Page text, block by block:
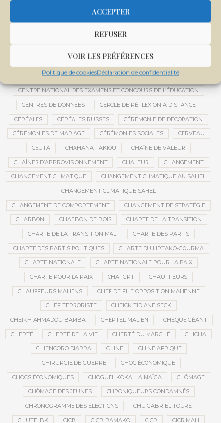
ACCEPTER
REFUSER
VOIR LES PRÉFÉRENCES
Politique de cookiesDéclaration de confidentialité
CENTRE D'INTELLIGENCE ARTIFICIELLE
CENTRE MALI
CENTRE NATIONAL DES EXAMENS ET CONCOURS DE L’ÉDUCATION
CENTRES DE DONNÉES CERCLE DE RÉFLEXION À DISTANCE
CÉRÉALES CÉRÉALES RUSSES CÉRÉMONIE DE DÉCORATION
CÉRÉMONIES DE MARIAGE CÉRÉMONIES SOCIALES CERVEAU
CEUTA CHAHANA TAKIOU CHAÎNE DE VALEUR
CHAÎNES D’APPROVISIONNEMENT CHALEUR CHANGEMENT
CHANGEMENT CLIMATIQUE CHANGEMENT CLIMATIQUE AU SAHEL
CHANGEMENT CLIMATIQUE SAHEL
CHANGEMENT DE COMPORTEMENT CHANGEMENT DE STRATÉGIE
CHARBON CHARBON DE BOIS CHARTE DE LA TRANSITION
CHARTE DE LA TRANSITION MALI CHARTE DES PARTIS
CHARTE DES PARTIS POLITIQUES CHARTE DU LIPTAKO-GOURMA
CHARTE NATIONALE CHARTE NATIONALE POUR LA PAIX
CHARTE POUR LA PAIX CHATGPT CHAUFFEURS
CHAUFFEURS MALIENS CHEF DE FILE OPPOSITION MALIENNE
CHEF TERRORISTE CHEICK TIDIANE SECK
CHEIKH AHMADOU BAMBA CHEPTEL MALIEN CHÈQUE GÉANT
CHERTÉ CHERTÉ DE LA VIE CHERTÉ DU MARCHÉ CHICHA
CHIENCORO DIARRA CHINE CHINE AFRIQUE
CHIRURGIE DE GUERRE CHOC ÉCONOMIQUE
CHOCS ÉCONOMIQUES CHOGUEL KOKALLA MAÏGA CHÔMAGE
CHÔMAGE DES JEUNES CHRONIQUEURS CONDAMNÉS
CHRONOGRAMME DES ÉLECTIONS CHU GABRIEL TOURÉ
CHUTE IBK CICB CICB BAMAKO CICR CICR MALI